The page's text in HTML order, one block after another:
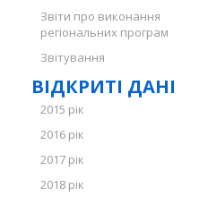
Звіти про виконання
регіональних програм
Звітування
ВІДКРИТІ ДАНІ
2015 рік
2016 рік
2017 рік
2018 рік